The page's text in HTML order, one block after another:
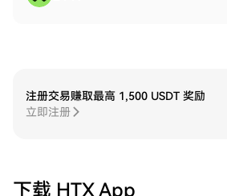
注册交易赚取最高 1,500 USDT 奖励
立即注册
下载 HTX App